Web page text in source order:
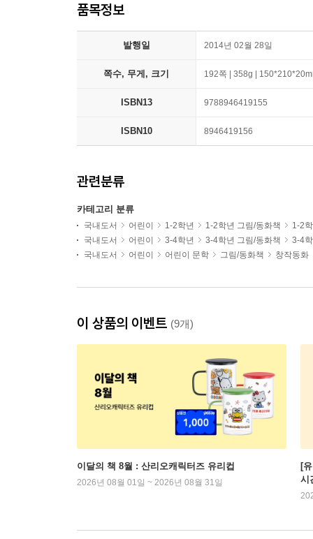
품목정보
발행일 2014년 02월 28일
쪽수, 무게, 크기 192쪽 | 358g |
ISBN13 9788946419155
ISBN10 8946419156
관련분류
카테고리 분류
국내도서 어린이 1-2학년 1-2학년 그림/동화책
1-2
국내도서
어린이 3-4학년 3-4학년 그림/동화책
3-4
국내도서
어린이 어린이 문학 그림/동화책 창작동화
이 상품의 이벤트 (9개)
이달의 책 8월 : 산리오캐릭터즈 유리컵
2026년 08월 01일 ~ 2026년 08월 31일
[
시